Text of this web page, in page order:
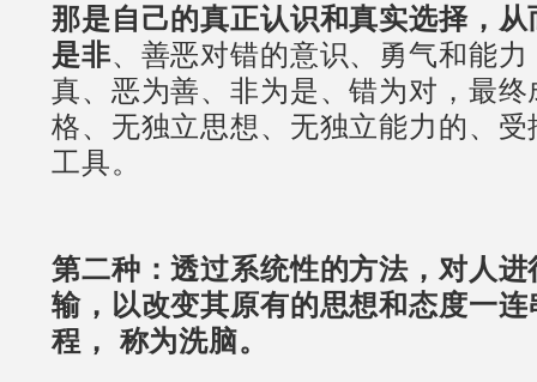
那是自己的真正认识和真实选择，
是非、善恶对错的意识、勇气和能
真、恶为善、非为是、错为对，最
格、无独立思想、无独立能力的、
工具。
第二种：透过系统性的方法，对人
输，以改变其原有的思想和态度一
程， 称为洗脑。